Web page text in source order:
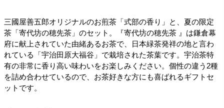
三國屋善五郎オリジナルのお煎茶「式部の香り」と、夏の限定
茶「寄代坊の穂先茶」のセット。『寄代坊の穂先茶 』は鎌倉幕
府に献上されていた由緒あるお茶で、日本緑茶発祥の地と言わ
れている「宇治田原大福谷」で栽培された茶葉です。宇治茶特
有の非常に香り高い味わいをお楽しみください。個性の違う2種
を詰め合わせているので、お茶好きな方にも喜ばれるギフトセ
ットです。